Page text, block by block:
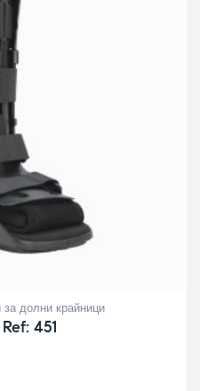
за долни крайници
451